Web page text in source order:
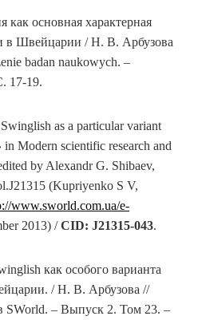
основная характерная
в Швейцарии / Н. В. Арбузова
badan naukowych. –
17-19.
as a particular variant
in Modern scientific research and
by Alexandr G. Shibaev,
(Kupriyenko S V,
www.sworld.com.ua/e-
2013) /CID: J21315-043.
как особого варианта
/ Н. В. Арбузова //
SWorld. – Выпуск 2. Том 23. –